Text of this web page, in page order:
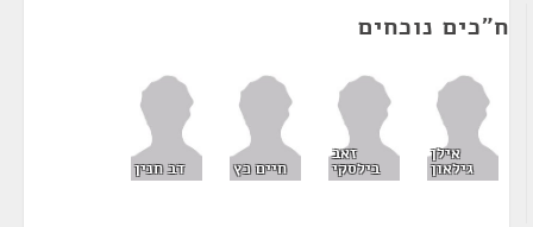
ח"כים נוכחים
אילן
גילאון
זאב
בילסקי חיים כץ דב חנין